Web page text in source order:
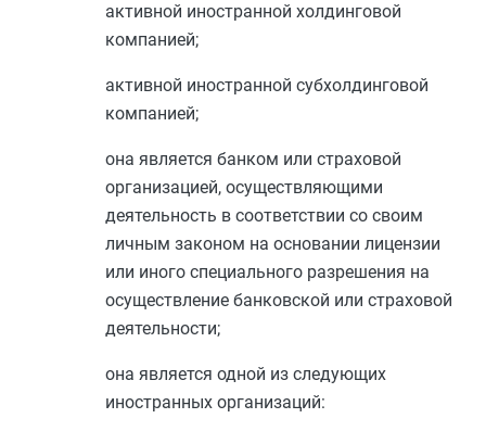
активной иностранной холдинговой
компанией;
активной иностранной субхолдинговой
компанией;
она является банком или страховой
организацией, осуществляющими
деятельность в соответствии со своим
личным законом на основании лицензии
или иного специального разрешения на
осуществление банковской или страховой
деятельности;
она является одной из следующих
иностранных организаций: